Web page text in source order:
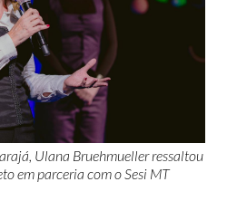
Ulana Bruehmueller ressaltou
em parceria com o Sesi MT